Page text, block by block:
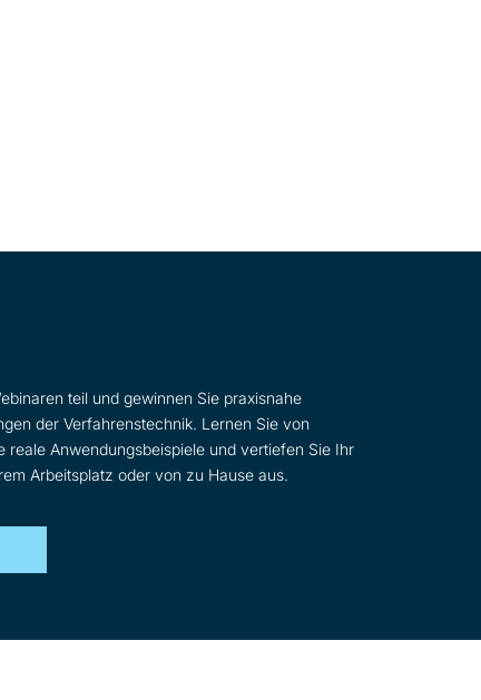
teil und gewinnen Sie praxisnahe
der Verfahrenstechnik. Lernen Sie von
reale Anwendungsbeispiele und vertiefen Sie Ihr
Arbeitsplatz oder von zu Hause aus.